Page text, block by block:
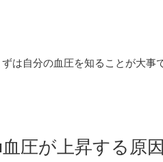
ずは自分の血圧を知ることが大事
圧が上昇する原因